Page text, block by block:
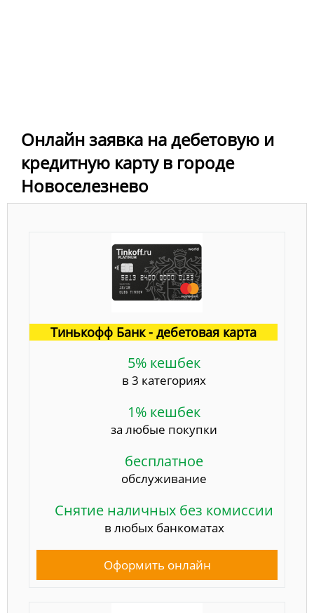
Онлайн заявка на дебетовую и
кредитную карту в городе
Новоселезнево
Тинькофф Банк - дебетовая карта
5% кешбек
в 3 категориях
1% кешбек
за любые покупки
бесплатное
обслуживание
Снятие наличных без комиссии
в любых банкоматах
Оформить онлайн